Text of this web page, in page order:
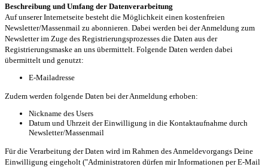
Beschreibung und Umfang der Datenverarbeitung
Auf unserer Internetseite besteht die Möglichkeit einen kostenfreien
Newsletter/Massenmail zu abonnieren. Dabei werden bei der Anmeldung zum
Newsletter im Zuge des Registrierungsprozesses die Daten aus der
Registrierungsmaske an uns übermittelt. Folgende Daten werden dabei
übermittelt und genutzt:
E-Mailadresse
Zudem werden folgende Daten bei der Anmeldung erhoben:
Nickname des Users
Datum und Uhrzeit der Einwilligung in die Kontaktaufnahme durch
Newsletter/Massenmail
Für die Verarbeitung der Daten wird im Rahmen des Anmeldevorgangs Deine
Einwilligung eingeholt ("Administratoren dürfen mir Informationen per E-Mail